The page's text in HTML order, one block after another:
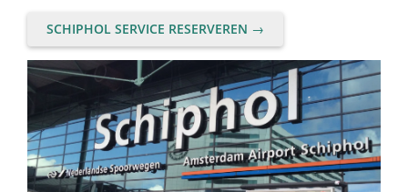
SCHIPHOL SERVICE RESERVEREN →